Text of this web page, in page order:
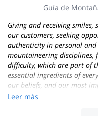
Guía de
Giving and receiving
our customers, seeking
authenticity in personal
mountaineering disciplines,
difficulty, which are part of
essential ingredients of
our beliefs, and our most
Professionals and as
Leer más